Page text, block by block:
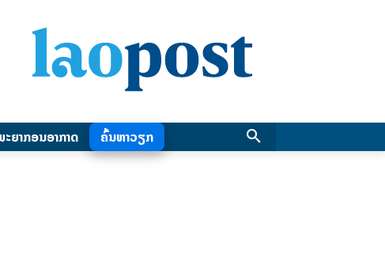
ະຍາກອນອາກາດ ຄົ້ນຫາວຽກ